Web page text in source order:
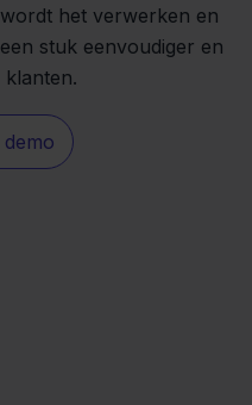
het verwerken en
stuk eenvoudiger en
demo